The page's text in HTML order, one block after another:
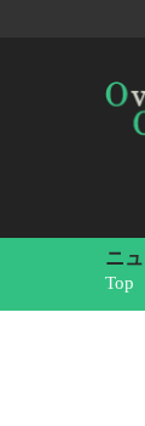
ニ
Top